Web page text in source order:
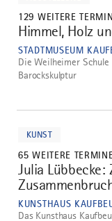
129 WEITERE
1
Himmel, Holz
STADTMUSEUM
Die Weilheimer
Barockskulptur
KUNST
65 WEITERE
2
Julia
KUNSTHAUS
Das Kunsthaus